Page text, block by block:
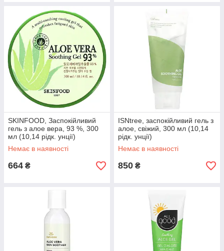
SKINFOOD, Заспокійливий
гель з алое вера, 93 %, 300
мл (10,14 рідк. унції)
Немає в наявності
664 ₴
ISNtree, заспокійливий гель з
алое, свіжий, 300 мл (10,14
рідк. унції)
Немає в наявності
850 ₴